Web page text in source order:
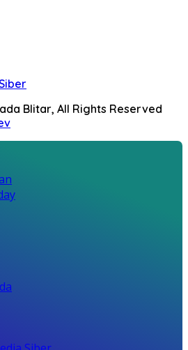
Blitar, All Rights Reserved